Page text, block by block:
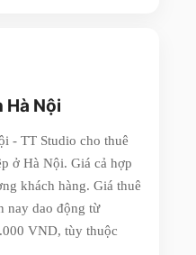
Hà Nội
- TT Studio cho thuê
ở Hà Nội. Giá cả hợp
khách hàng. Giá thuê
nay dao động từ
VND, tùy thuộc